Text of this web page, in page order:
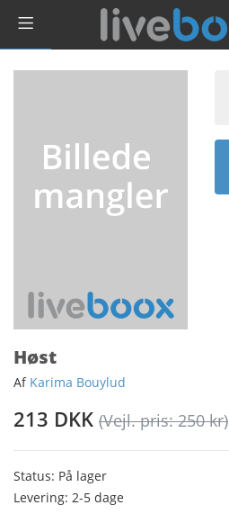
Høst
Af Karima Bouylud
213 DKK (Vejl. pris: 250 kr)
Status: På lager
Levering: 2-5 dage